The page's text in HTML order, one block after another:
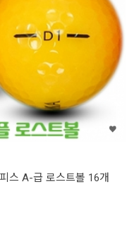
스 A-급 로스트볼 16개